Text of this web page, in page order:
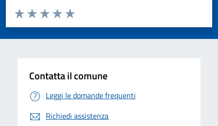
Valuta da 1 a 5 stelle la pagina
Contatta il comune
Leggi le domande frequenti
Richiedi assistenza